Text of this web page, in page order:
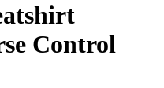
Control